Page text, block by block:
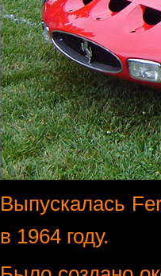
Выпускалась
в 1964 году.